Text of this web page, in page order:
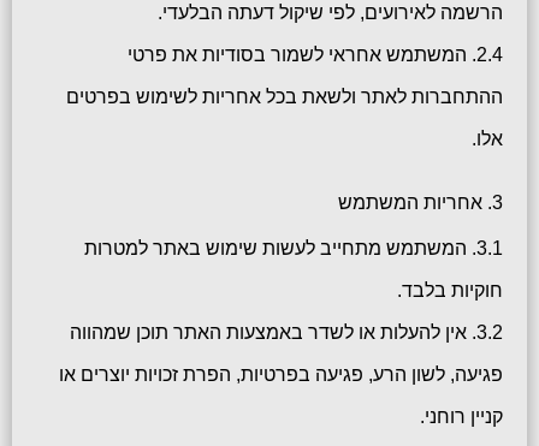
הרשמה לאירועים, לפי שיקול דעתה הבלעדי.
2.4. המשתמש אחראי לשמור בסודיות את פרטי
ההתחברות לאתר ולשאת בכל אחריות לשימוש בפרטים
אלו.
3. אחריות המשתמש
3.1. המשתמש מתחייב לעשות שימוש באתר למטרות
חוקיות בלבד.
3.2. אין להעלות או לשדר באמצעות האתר תוכן שמהווה
פגיעה, לשון הרע, פגיעה בפרטיות, הפרת זכויות יוצרים או
קניין רוחני.